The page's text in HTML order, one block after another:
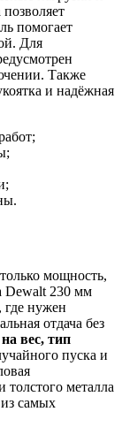
помогает
Для
Также
и надёжная
мощность,
Dewalt 230 мм
где нужен
отдача без
вес, тип
пуска и
металла
самых